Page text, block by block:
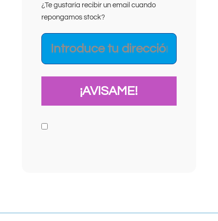
¿Te gustaría recibir un email cuando
repongamos stock?